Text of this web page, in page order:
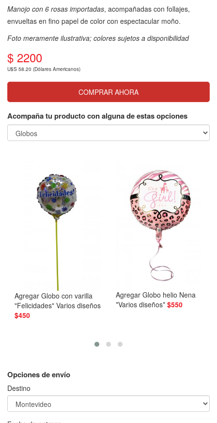
Manojo con 6 rosas importadas, acompañadas con follajes,
envueltas en fino papel de color con espectacular moño.
Foto meramente ilustrativa; colores sujetos a disponibilidad
$ 2200
U$S 58.20 (Dólares Americanos)
COMPRAR AHORA
Acompaña tu producto con alguna de estas opciones
Agregar Globo con varilla
"Felicidades" Varios diseños
$450
Agregar Globo helio Nena
*Varios diseños* $550
Opciones de envío
Destino